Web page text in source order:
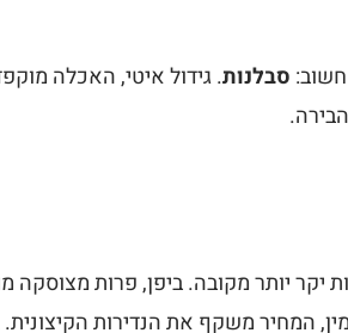
סבלנות. גידול איטי, האכלה
יקר יותר מקובה. ביפן, פרות מצוסקה
המחיר משקף את הנדירות